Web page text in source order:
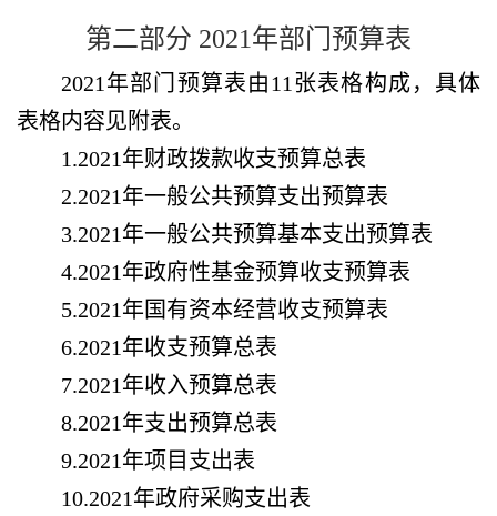
第二部分 2021年部门预算表
2021年部门预算表由11张表格构成，具体
表格内容见附表。
1.2021年财政拨款收支预算总表
2.2021年一般公共预算支出预算表
3.2021年一般公共预算基本支出预算表
4.2021年政府性基金预算收支预算表
5.2021年国有资本经营收支预算表
6.2021年收支预算总表
7.2021年收入预算总表
8.2021年支出预算总表
9.2021年项目支出表
10.2021年政府采购支出表